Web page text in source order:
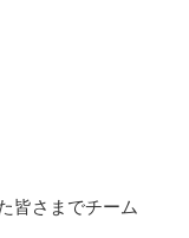
皆さまでチーム